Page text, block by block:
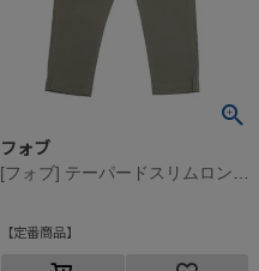
フォブ
定番商品